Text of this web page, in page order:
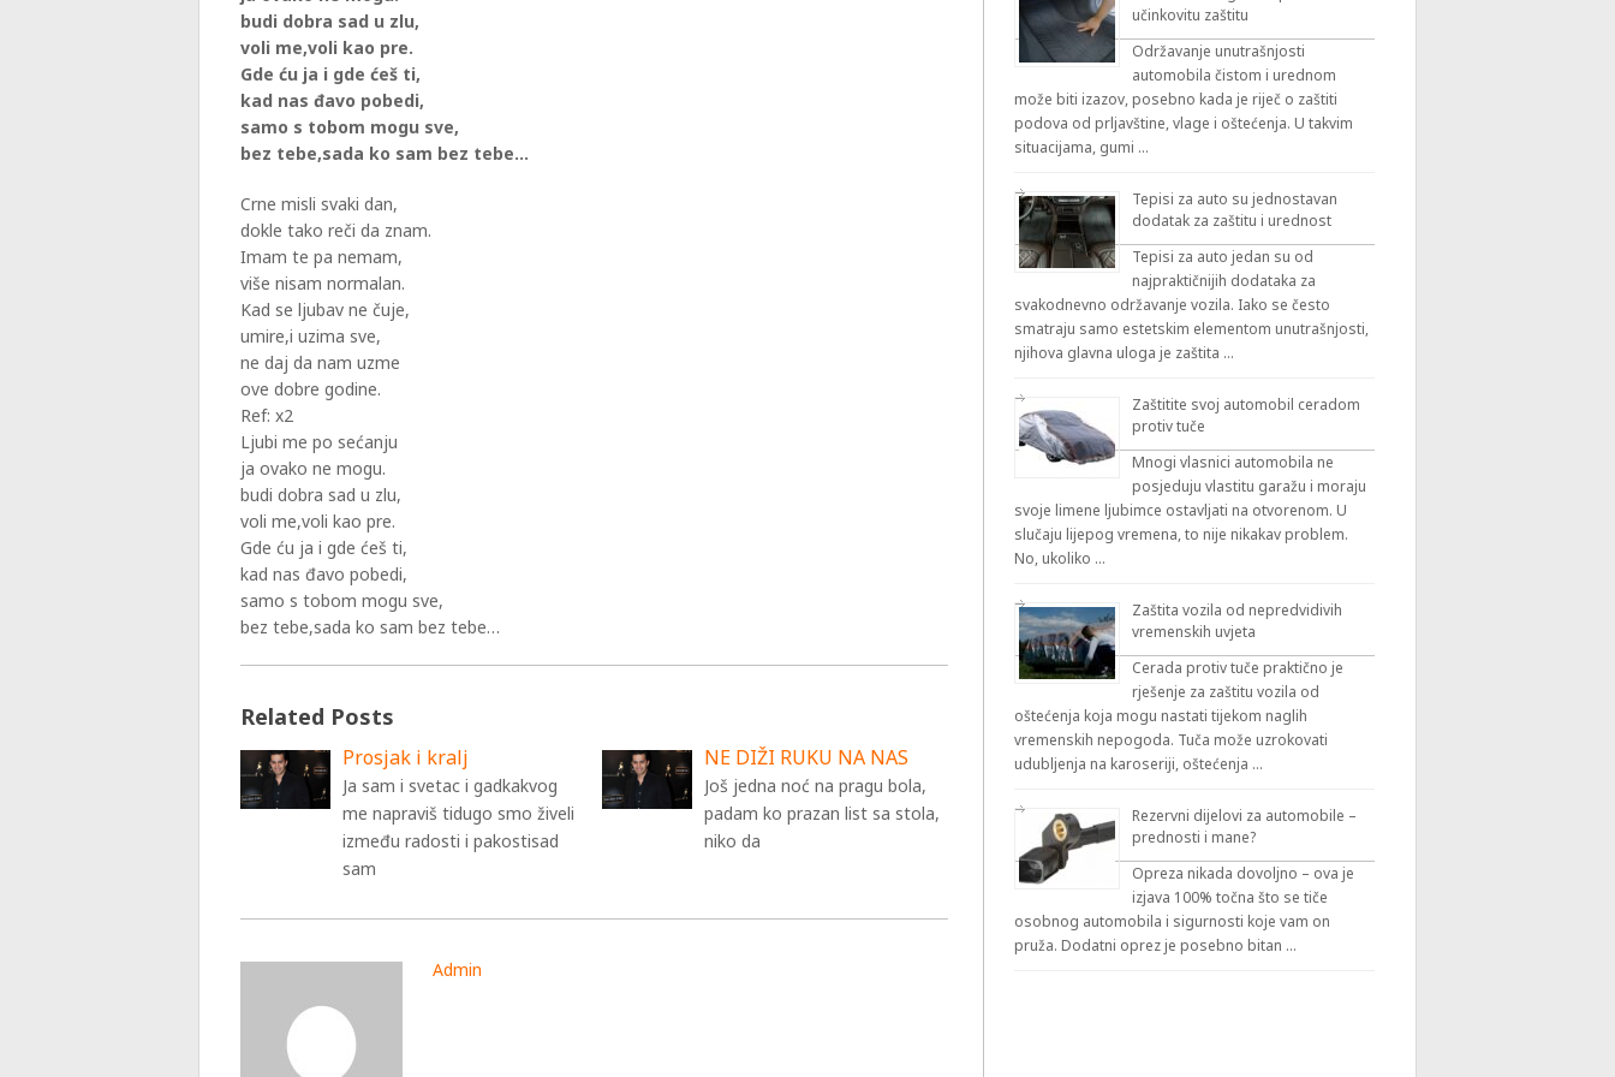
budi dobra sad u zlu,
voli me,voli kao pre.
Gde ću ja i gde ćeš ti,
kad nas đavo pobedi,
samo s tobom mogu sve,
bez tebe,sada ko sam bez tebe…
Crne misli svaki dan,
dokle tako reči da znam.
Imam te pa nemam,
više nisam normalan.
Kad se ljubav ne čuje,
umire,i uzima sve,
ne daj da nam uzme
ove dobre godine.
Ref: x2
Ljubi me po sećanju
ja ovako ne mogu.
budi dobra sad u zlu,
voli me,voli kao pre.
Gde ću ja i gde ćeš ti,
kad nas đavo pobedi,
samo s tobom mogu sve,
bez tebe,sada ko sam bez tebe…
Related Posts
Prosjak i kralj
Ja sam i svetac i gadkakvog
me napraviš tidugo smo živeli
između radosti i pakostisad
sam
NE DIŽI RUKU NA NAS
Još jedna noć na pragu bola,
padam ko prazan list sa stola,
niko da
Admin
učinkovitu zaštitu
Održavanje unutrašnjosti
automobila čistom i urednom
može biti izazov, posebno kada je riječ o zaštiti
podova od prljavštine, vlage i oštećenja. U takvim
situacijama, gumi …
Tepisi za auto su jednostavan
dodatak za zaštitu i urednost
Tepisi za auto jedan su od
najpraktičnijih dodataka za
svakodnevno održavanje vozila. Iako se često
smatraju samo estetskim elementom unutrašnjosti,
njihova glavna uloga je zaštita …
Zaštitite svoj automobil ceradom
protiv tuče
Mnogi vlasnici automobila ne
posjeduju vlastitu garažu i moraju
svoje limene ljubimce ostavljati na otvorenom. U
slučaju lijepog vremena, to nije nikakav problem.
No, ukoliko …
Zaštita vozila od nepredvidivih
vremenskih uvjeta
Cerada protiv tuče praktično je
rješenje za zaštitu vozila od
oštećenja koja mogu nastati tijekom naglih
vremenskih nepogoda. Tuča može uzrokovati
udubljenja na karoseriji, oštećenja …
Rezervni dijelovi za automobile –
prednosti i mane?
Opreza nikada dovoljno – ova je
izjava 100% točna što se tiče
osobnog automobila i sigurnosti koje vam on
pruža. Dodatni oprez je posebno bitan …